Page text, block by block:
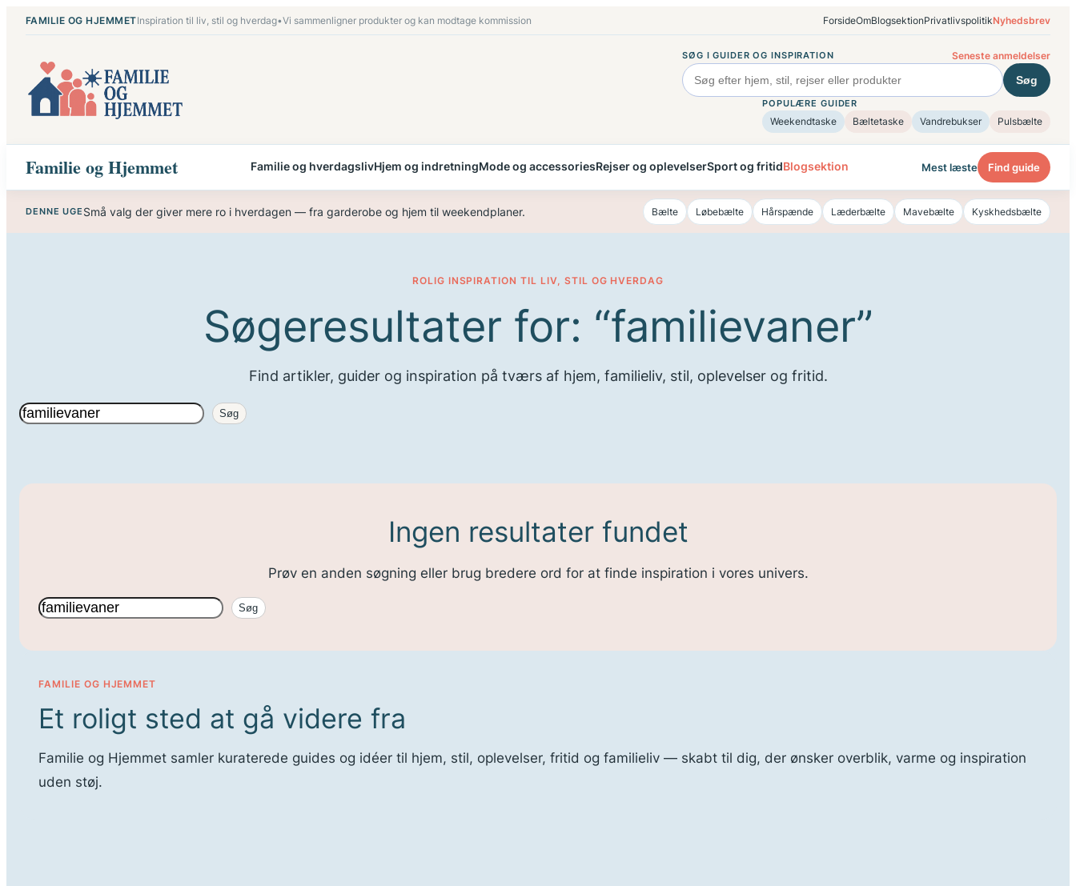
Spring
FAMILIE OG HJEMMETInspiration til liv, stil og hverdag•Vi sammenligner produkter og kan modtage kommission ForsideOmBlogsektionPrivatlivspolitikNyhedsbrev
SØG I GUIDER OG INSPIRATION Seneste anmeldelser
Søg
POPULÆRE GUIDER
Weekendtaske Bæltetaske Vandrebukser Pulsbælte
Familie og Hjemmet Familie og hverdagslivHjem og indretningMode og accessoriesRejser og oplevelserSport og fritidBlogsektion Mest læste Find guide
DENNE UGE Små valg der giver mere ro i hverdagen — fra garderobe og hjem til weekendplaner. Bælte Løbebælte Hårspænde Læderbælte Mavebælte Kyskhedsbælte
ROLIG INSPIRATION TIL LIV, STIL OG HVERDAG
Søgeresultater for: “familievaner”
Find artikler, guider og inspiration på tværs af hjem, familieliv, stil, oplevelser og fritid.
Søg Søg
Ingen resultater fundet
Prøv en anden søgning eller brug bredere ord for at finde inspiration i vores univers.
Søg Søg
FAMILIE OG HJEMMET
Et roligt sted at gå videre fra
Familie og Hjemmet samler kuraterede guides og idéer til hjem, stil, oplevelser, fritid og familieliv — skabt til dig, der ønsker overblik, varme og inspiration
uden støj.